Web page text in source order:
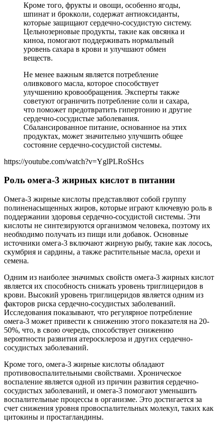
Кроме того, фрукты и овощи, особенно ягоды,
шпинат и брокколи, содержат антиоксиданты,
которые защищают сердечно-сосудистую систему.
Цельнозерновые продукты, такие как овсянка и
киноа, помогают поддерживать нормальный
уровень сахара в крови и улучшают обмен
веществ.
Не менее важным является потребление
оливкового масла, которое способствует
улучшению кровообращения. Эксперты также
советуют ограничить потребление соли и сахара,
что поможет предотвратить гипертонию и другие
сердечно-сосудистые заболевания.
Сбалансированное питание, основанное на этих
продуктах, может значительно улучшить общее
состояние сердечно-сосудистой системы.
https://youtube.com/watch?v=YglPLRoSHcs
Роль омега-3 жирных кислот в питании
Омега-3 жирные кислоты представляют собой группу
полиненасыщенных жиров, которые играют ключевую роль в
поддержании здоровья сердечно-сосудистой системы. Эти
кислоты не синтезируются организмом человека, поэтому их
необходимо получать из пищи или добавок. Основные
источники омега-3 включают жирную рыбу, такие как лосось,
скумбрия и сардины, а также растительные масла, орехи и
семена.
Одним из наиболее значимых свойств омега-3 жирных кислот
является их способность снижать уровень триглицеридов в
крови. Высокий уровень триглицеридов является одним из
факторов риска сердечно-сосудистых заболеваний.
Исследования показывают, что регулярное потребление
омега-3 может привести к снижению этого показателя на 20-
50%, что, в свою очередь, способствует снижению
вероятности развития атеросклероза и других сердечно-
сосудистых заболеваний.
Кроме того, омега-3 жирные кислоты обладают
противовоспалительными свойствами. Хроническое
воспаление является одной из причин развития сердечно-
сосудистых заболеваний, и омега-3 помогают уменьшить
воспалительные процессы в организме. Это достигается за
счет снижения уровня провоспалительных молекул, таких как
цитокины и простагландины.